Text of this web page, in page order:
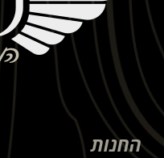
החנות